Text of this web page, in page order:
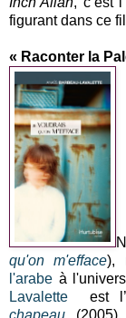
figurant dans ce
« Raconter la
qu'on m'efface),
l'arabe à
Lavalette est
chapeau